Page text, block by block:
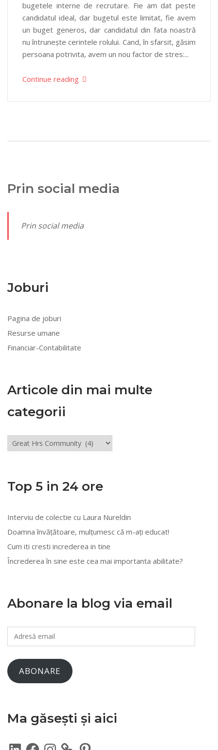
bugetele interne de recrutare. Fie am dat peste
candidatul ideal, dar bugetul este limitat, fie avem
un buget generos, dar candidatul din fata noastră
nu întrunește cerintele rolului. Cand, în sfarsit, găsim
persoana potrivita, avem un nou factor de stres:...
Continue reading
Prin social media
Prin social media
Joburi
Pagina de joburi
Resurse umane
Financiar-Contabilitate
Articole din mai multe
categorii
Articole
din
categorii
Top 5 in 24 ore
Interviu de colectie cu Laura Nureldin
Doamna învățătoare, mulțumesc că m-ați educat!
Cum iti cresti increderea in tine
Încrederea în sine este cea mai importanta abilitate?
Abonare la blog via email
Adresă
email
ABONARE
Ma găsești și aici